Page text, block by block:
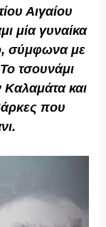
Αιγαίου
μία γυναίκα
σύμφωνα με
τσουνάμι
Καλαμάτα και
που